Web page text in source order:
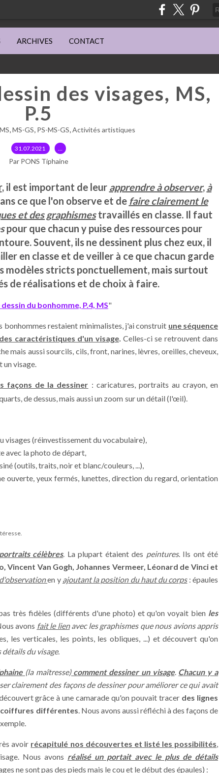
ARCHIVES CONTACT
des visages, MS,
P.5
MS,MS-GS, PS-MS-GS,Activités artistiques
31.07.2021 …
Par PONS Tiphaine
, il est important de leur apprendre à observer, à
ce que l'on observe et de faire clairement le
et des graphismestravaillés en classe. Il faut
pour que chacun y puise des ressources pour
Souvent, ils ne dessinent plus chez eux, il
en classe et de veiller à ce que chacun garde
modèles stricts ponctuellement, mais surtout
de réalisations et de choix à faire.
du bonhomme, P.4, MS"
bonhommes restaient minimalistes, j'ai construit une séquence
caractéristiques d'un visage. Celles-ci se retrouvent dans
mais aussi sourcils, cils, front, narines, lèvres, oreilles, cheveux,
un visage.
façons de la dessiner : caricatures, portraits au crayon, en
de dessus, mais aussi un zoom sur un détail (l'œil).
(réinvestissement du vocabulaire),
avec la photo de départ,
(outils, traits, noir et blanc/couleurs, ...),
ouverte, yeux fermés, lunettes, direction du regard, orientation
célèbres. La plupart étaient des peintures. Ils ont été
Vincent Van Gogh, Johannes Vermeer, Léonard de Vinci et
en y ajoutant la position du haut du corps: épaules
très fidèles (différents d'une photo) et qu'on voyait bien les
avons fait le lienavec les graphismes que nous avions appris
les verticales, les points, les obliques, ...) et découvert qu'on
du visage.
(la maîtresse)comment dessiner un visage. Chacun y a
clairement des façons de dessiner pour améliorer ce qui avait
grâce à une camarade qu'on pouvait tracer des lignes
coiffures différentes. Nous avons aussi réfléchi à des façons de
avoir récapitulé nos découvertes et listé les possibilités,
Nous avons réalisé un portait avec le plus de détails
ne sont pas des pieds mais le cou et le début des épaules) :